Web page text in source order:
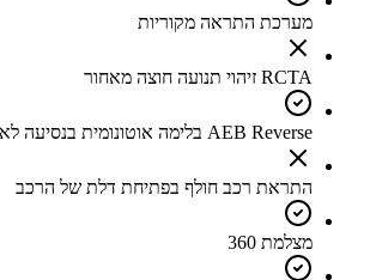
מערכת התראה מקוריות
RCTA זיהוי תנועה חוצה מאחור
AEB Reverse בלימה אוטונומית בנסיעה לאחור
התראת רכב חולף בפתיחת דלת של הרכב
מצלמת 360